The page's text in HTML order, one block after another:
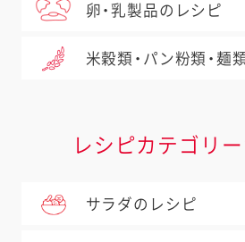
卵・乳製品のレシピ
米穀類・パン粉類・麺
レシピカテゴリ
サラダのレシピ